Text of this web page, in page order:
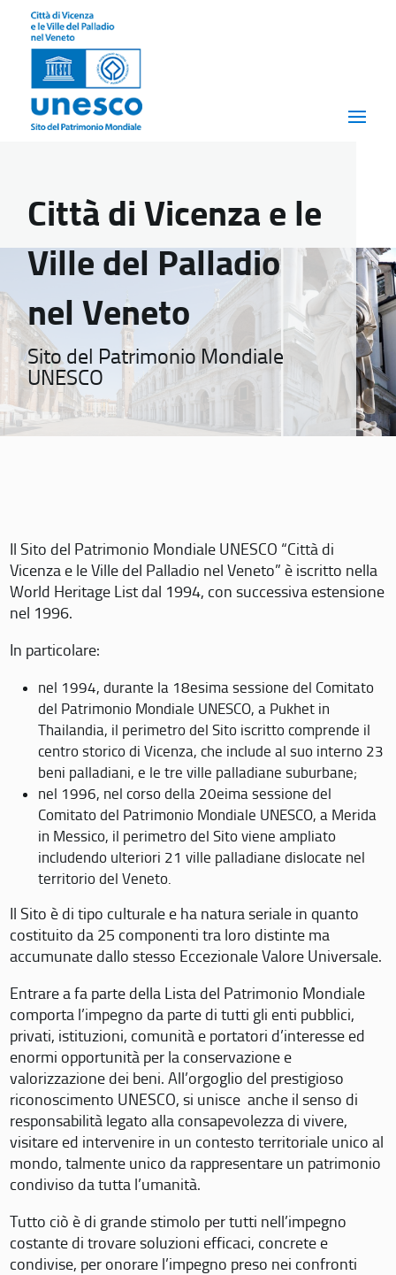
Città di Vicenza e le
Ville del Palladio
nel Veneto
Sito del Patrimonio Mondiale
UNESCO
Il Sito del Patrimonio Mondiale UNESCO “Città di
Vicenza e le Ville del Palladio nel Veneto” è iscritto nella
World Heritage List dal 1994, con successiva estensione
nel 1996.
In particolare:
nel 1994, durante la 18esima sessione del Comitato
del Patrimonio Mondiale UNESCO, a Pukhet in
Thailandia, il perimetro del Sito iscritto comprende il
centro storico di Vicenza, che include al suo interno 23
beni palladiani, e le tre ville palladiane suburbane;
nel 1996, nel corso della 20eima sessione del
Comitato del Patrimonio Mondiale UNESCO, a Merida
in Messico, il perimetro del Sito viene ampliato
includendo ulteriori 21 ville palladiane dislocate nel
territorio del Veneto.
Il Sito è di tipo culturale e ha natura seriale in quanto
costituito da 25 componenti tra loro distinte ma
accumunate dallo stesso Eccezionale Valore Universale.
Entrare a fa parte della Lista del Patrimonio Mondiale
comporta l’impegno da parte di tutti gli enti pubblici,
privati, istituzioni, comunità e portatori d’interesse ed
enormi opportunità per la conservazione e
valorizzazione dei beni. All’orgoglio del prestigioso
riconoscimento UNESCO, si unisce anche il senso di
responsabilità legato alla consapevolezza di vivere,
visitare ed intervenire in un contesto territoriale unico al
mondo, talmente unico da rappresentare un patrimonio
condiviso da tutta l’umanità.
Tutto ciò è di grande stimolo per tutti nell’impegno
costante di trovare soluzioni efficaci, concrete e
condivise, per onorare l’impegno preso nei confronti